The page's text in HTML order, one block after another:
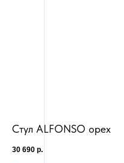
Стул ALFONSO орех
30 690 р.